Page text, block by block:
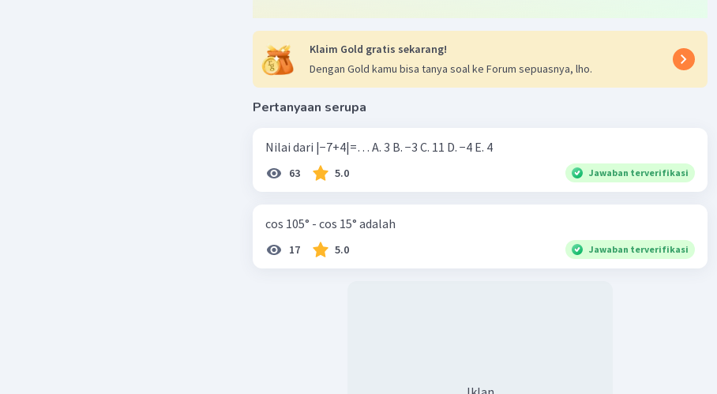
Klaim Gold gratis sekarang!
Dengan Gold kamu bisa tanya soal ke Forum sepuasnya, lho.
Pertanyaan serupa
Nilai dari |−7+4|=… A. 3 B. −3 C. 11 D. −4 E. 4
63 5.0 Jawaban terverifikasi
cos 105° - cos 15° adalah
17 5.0 Jawaban terverifikasi